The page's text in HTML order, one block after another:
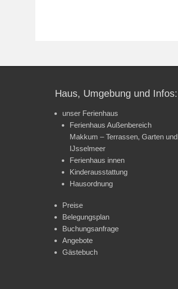
Haus, Umgebung und Infos:
unser Ferienhaus
Ferienhaus Außenbereich
Makkum – Terrassen, Garten und
IJsselmeer
Ferienhaus innen
Kinderausstattung
Hausordnung
Preise
Belegungsplan
Buchungsanfrage
Angebote
Gästebuch